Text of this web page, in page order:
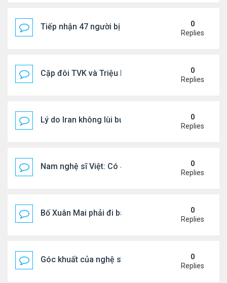
Tiếp nhận 47 người bị Mỹ trục xuất, Công an
0
Replies
Cặp đôi TVK và Triệu Mẫn được yêu thích nhất
0
Replies
Lý do Iran không lùi bước trước lời đe dọa của
0
Replies
Nam nghệ sĩ Việt: Có 4 nhà ở Pháp, sống gần
0
Replies
Bố Xuân Mai phải đi bán cơm ở Mỹ
0
Replies
Góc khuất của nghệ sĩ Hoài Tâm
0
Replies